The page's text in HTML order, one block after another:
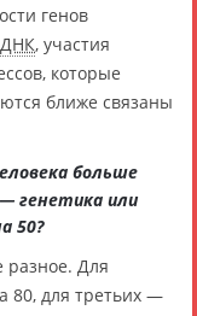
генов
ДНК, участия
которые
ближе связаны
больше
генетика или
50?
разное. Для
80, для третьих —